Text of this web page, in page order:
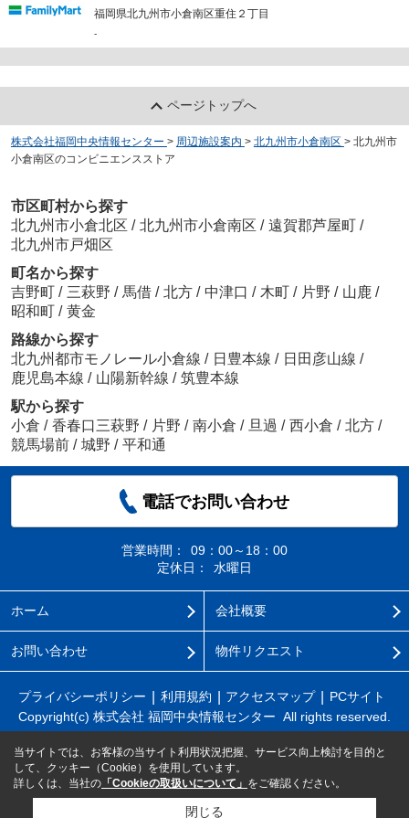
福岡県北九州市小倉南区重住２丁目
-
ページトップへ
株式会社福岡中央情報センター > 周辺施設案内 > 北九州市小倉南区 > 北九州市
小倉南区のコンビニエンスストア
市区町村から探す
北九州市小倉北区 / 北九州市小倉南区 / 遠賀郡芦屋町 /
北九州市戸畑区
町名から探す
吉野町 / 三萩野 / 馬借 / 北方 / 中津口 / 木町 / 片野 / 山鹿 /
昭和町 / 黄金
路線から探す
北九州都市モノレール小倉線 / 日豊本線 / 日田彦山線 /
鹿児島本線 / 山陽新幹線 / 筑豊本線
駅から探す
小倉 / 香春口三萩野 / 片野 / 南小倉 / 旦過 / 西小倉 / 北方 /
競馬場前 / 城野 / 平和通
電話でお問い合わせ
営業時間：
09：00～18：00
定休日：
水曜日
ホーム 会社概要
お問い合わせ 物件リクエスト
プライバシーポリシー 利用規約 アクセスマップ
PCサイト
Copyright(c) 株式会社 福岡中央情報センター All rights reserved.
当サイトでは、お客様の当サイト利用状況把握、サービス向上検討を目的と
して、クッキー（Cookie）を使用しています。
詳しくは、当社の 「Cookieの取扱いについて」 をご確認ください。
閉じる